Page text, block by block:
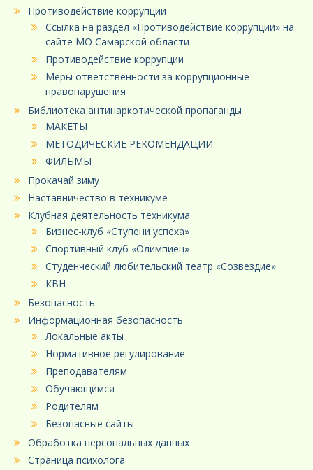
Противодействие коррупции
Ссылка на раздел «Противодействие коррупции» на
сайте МО Самарской области
Противодействие коррупции
Меры ответственности за коррупционные
правонарушения
Библиотека антинаркотической пропаганды
МАКЕТЫ
МЕТОДИЧЕСКИЕ РЕКОМЕНДАЦИИ
ФИЛЬМЫ
Прокачай зиму
Наставничество в техникуме
Клубная деятельность техникума
Бизнес-клуб «Ступени успеха»
Спортивный клуб «Олимпиец»
Студенческий любительский театр «Созвездие»
КВН
Безопасность
Информационная безопасность
Локальные акты
Нормативное регулирование
Преподавателям
Обучающимся
Родителям
Безопасные сайты
Обработка персональных данных
Страница психолога